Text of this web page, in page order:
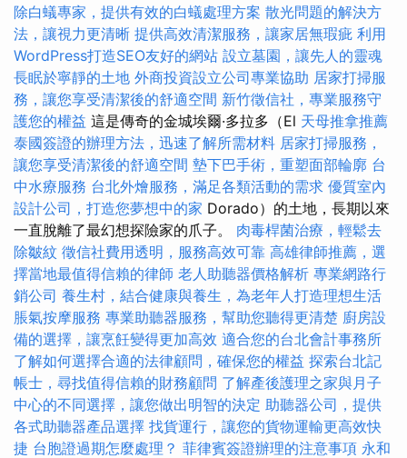
除白蟻專家，提供有效的白蟻處理方案 散光問題的解決方
法，讓視力更清晰 提供高效清潔服務，讓家居無瑕疵 利用
WordPress打造SEO友好的網站 設立墓園，讓先人的靈魂
長眠於寧靜的土地 外商投資設立公司專業協助 居家打掃服
務，讓您享受清潔後的舒適空間 新竹徵信社，專業服務守
護您的權益 這是傳奇的金城埃爾·多拉多（El 天母推拿推薦
泰國簽證的辦理方法，迅速了解所需材料 居家打掃服務，
讓您享受清潔後的舒適空間 墊下巴手術，重塑面部輪廓 台
中水療服務 台北外燴服務，滿足各類活動的需求 優質室內
設計公司，打造您夢想中的家 Dorado）的土地，長期以來
一直脫離了最幻想探險家的爪子。 肉毒桿菌治療，輕鬆去
除皺紋 徵信社費用透明，服務高效可靠 高雄律師推薦，選
擇當地最值得信賴的律師 老人助聽器價格解析 專業網路行
銷公司 養生村，結合健康與養生，為老年人打造理想生活
脹氣按摩服務 專業助聽器服務，幫助您聽得更清楚 廚房設
備的選擇，讓烹飪變得更加高效 適合您的台北會計事務所
了解如何選擇合適的法律顧問，確保您的權益 探索台北記
帳士，尋找值得信賴的財務顧問 了解產後護理之家與月子
中心的不同選擇，讓您做出明智的決定 助聽器公司，提供
各式助聽器產品選擇 找貨運行，讓您的貨物運輸更高效快
捷 台胞證過期怎麼處理？ 菲律賓簽證辦理的注意事項 永和